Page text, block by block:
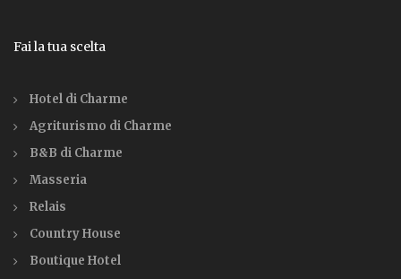
Fai la tua scelta
Hotel di Charme
Agriturismo di Charme
B&B di Charme
Masseria
Relais
Country House
Boutique Hotel